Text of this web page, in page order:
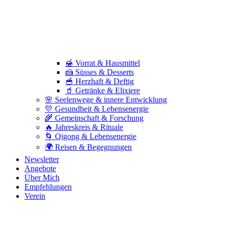
🍯 Vorrat & Hausmittel
🍰 Süsses & Desserts
🥣 Herzhaft & Deftig
🥤 Getränke & Elixiere
🌸 Seelenwege & innere Entwicklung
💛 Gesundheit & Lebensenergie
🌾 Gemeinschaft & Forschung
🔥 Jahreskreis & Rituale
🌀 Qigong & Lebensenergie
🌍 Reisen & Begegnungen
Newsletter
Angebote
Über Mich
Empfehlungen
Verein